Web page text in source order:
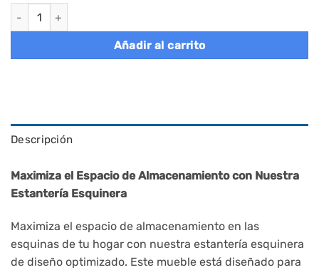
Estantería Esquinera de 5 Niveles Plata Pálido y Beige Natural
Añadir al carrito
Descripción
Maximiza el Espacio de Almacenamiento con Nuestra
Estantería Esquinera
Maximiza el espacio de almacenamiento en las
esquinas de tu hogar con nuestra estantería esquinera
de diseño optimizado. Este mueble está diseñado para